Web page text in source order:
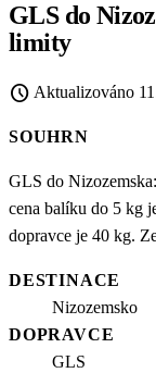
GLS do
limity
schedule Aktualizováno
SOUHRN
GLS do
cena balíku do 5 kg
dopravce je 40 kg.
DESTINACE
Nizozemsko
DOPRAVCE
GLS